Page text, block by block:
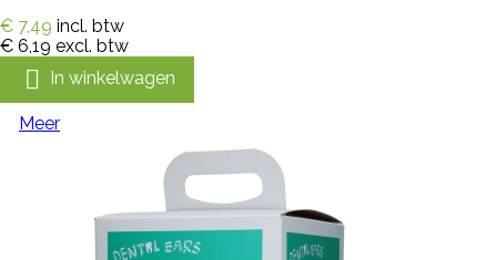
€ 7,49 incl. btw
€ 6,19 excl. btw
 In winkelwagen
Meer